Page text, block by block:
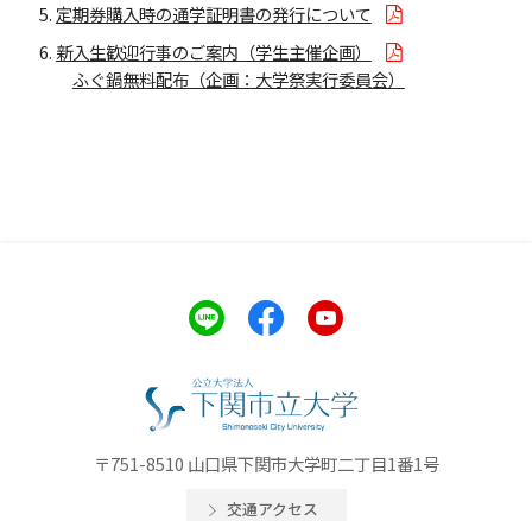
定期券購入時の通学証明書の発行について
新入生歓迎行事のご案内（学生主催企画）
ふぐ鍋無料配布（企画：大学祭実行委員会）
〒751-8510 山口県下関市大学町二丁目1番1号
交通アクセス